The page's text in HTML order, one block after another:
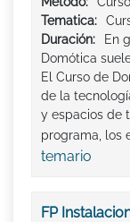
Tematica:
Duración:
En
Domótica
El Curso de
de la
y espacios de
programa, los
temario
FP